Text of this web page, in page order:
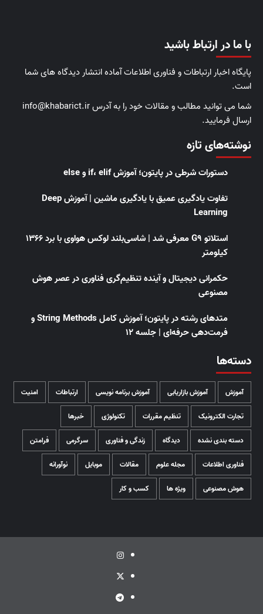
با ما در ارتباط باشید
پایگاه اخبار ارتباطات و فناوری اطلاعات آماده انتشار دیدگاه های شما
است.
شما می توانید مطالب و مقالات خود را به آدرس info@khabarict.ir
ارسال فرمایید.
نوشته‌های تازه
دستورات شرطی در پایتون؛ آموزش if، elif و else
تفاوت یادگیری عمیق با یادگیری ماشین | آموزش Deep
Learning
استلاتو G9 معرفی شد | شاسی‌بلند لوکس هواوی با برد ۱۳۶۶
کیلومتر
حکمرانی دیجیتال و آینده تنظیم‌گری فناوری در عصر هوش
مصنوعی
متدهای رشته در پایتون؛ آموزش کامل String Methods و
فرمت‌دهی حرفه‌ای | جلسه ۱۲
دسته‌ها
آموزش آموزش بازاریابی آموزش برنامه نویسی ارتباطات امنیت
تجارت الکترونیک تنظیم مقررات تکنولوژی خبرها
دسته بندی نشده دیدگاه زندگی و فناوری سرگرمی فرامتن
فناوری اطلاعات مجله علوم مقالات موبایل نوآورانه
هوش مصنوعی ویژه ها کسب و کار
اینستاگرام
توئیتر
تلگرام